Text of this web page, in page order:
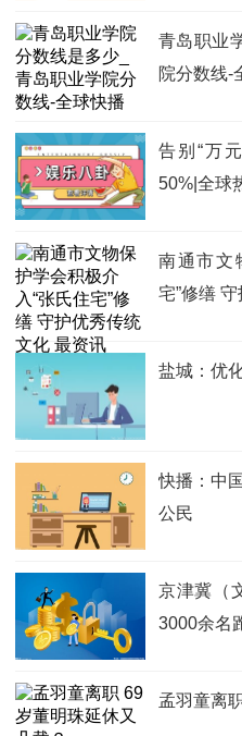
青岛职业
院分数线-
告别“万
50%|全球
南通市文
宅”修缮
盐城：优
快播：中
公民
京津冀（
3000余名
孟羽童离